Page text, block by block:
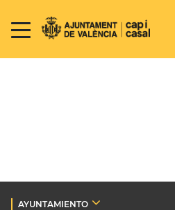
AYUNTAMIENTO